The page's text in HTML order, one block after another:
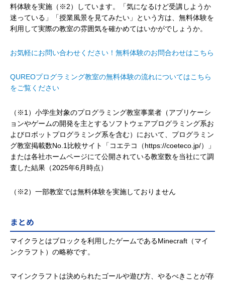
料体験を実施（※2）しています。「気になるけど受講しようか
迷っている」「授業風景を見てみたい」という方は、無料体験を
利用して実際の教室の雰囲気を確かめてはいかがでしょうか。
お気軽にお問い合わせください！無料体験のお問合わせはこちら
QUREOプログラミング教室の無料体験の流れについてはこちら
をご覧ください
（※1）小学生対象のプログラミング教室事業者（アプリケーシ
ョンやゲームの開発を主とするソフトウェアプログラミング系お
よびロボットプログラミング系を含む）において、プログラミン
グ教室掲載数No.1比較サイト「コエテコ（https://coeteco.jp/）」
または各社ホームページにて公開されている教室数を当社にて調
査した結果（2025年6月時点）
（※2）一部教室では無料体験を実施しておりません
まとめ
マイクラとはブロックを利用したゲームであるMinecraft（マイ
ンクラフト）の略称です。
マインクラフトは決められたゴールや遊び方、やるべきことが存